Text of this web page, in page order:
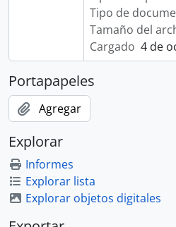
Tipo de
Tamaño del
Cargado 4 de
Portapapeles
Agregar
Explorar
Informes
Explorar lista
Explorar objetos digitales